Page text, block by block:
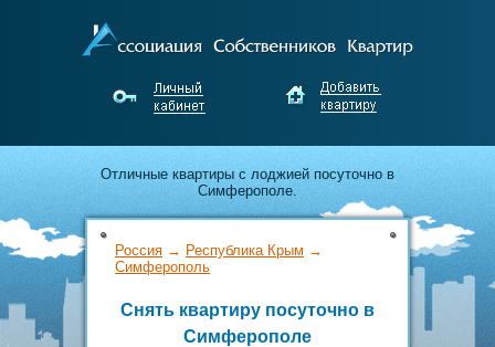
Отличные квартиры с лоджией посуточно в
Симферополе.
Лучшие предложения по аренде от
собственников Симферополя.
Недорого снимайте и выгодно сдавайте жильё
без посредников!
Россия → Республика Крым →
Симферополь
Снять квартиру посуточно в
Симферополе